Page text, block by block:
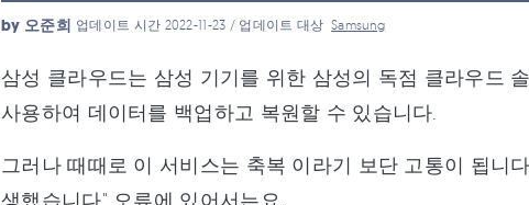
by 오준희 업데이트 시간 2022-11-23 / 업데이트 대상Samsung
삼성 클라우드는 삼성 기기를 위한 삼성의 독점 클라우드
사용하여 데이터를 백업하고 복원할 수 있습니다.
그러나 때때로 이 서비스는 축복 이라기 보단 고통이 됩니
생했습니다" 오류에 있어서는요.